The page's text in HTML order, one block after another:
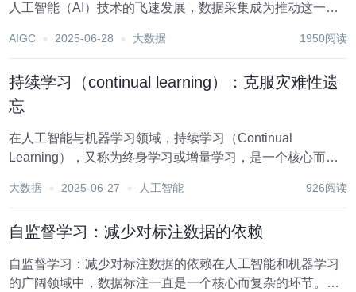
人工智能（AI）技术的飞速发展，数据采集成为推动这一领
疗健康记录到金融交易数据，海量信息的汇聚为AI算法提供
AIGC 2025-06-28 大数据 1950阅读
持续学习（continual learning）：克服灾难性遗
忘
在人工智能与机器学习领域，持续学习（Continual
Learning），又称为终身学习或增量学习，是一个核心而复
新数据的同时，保持对先前学到知识的记忆，避免“灾难性遗
大数据 2025-06-27 人工智能 926阅读
自监督学习：减少对标注数据的依赖
自监督学习：减少对标注数据的依赖在人工智能和机器学习
的广阔领域中，数据标注一直是一个核心而复杂的环节。传